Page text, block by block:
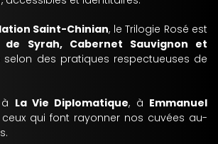
Saint-Chinian, le Trilogie Rosé est
de Syrah, Cabernet Sauvignon et
selon des pratiques respectueuses de
La Vie Diplomatique, à Emmanuel
qui font rayonner nos cuvées au-